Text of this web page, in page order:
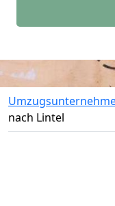
nach Lintel